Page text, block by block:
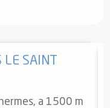
SAINT
a 1500 m